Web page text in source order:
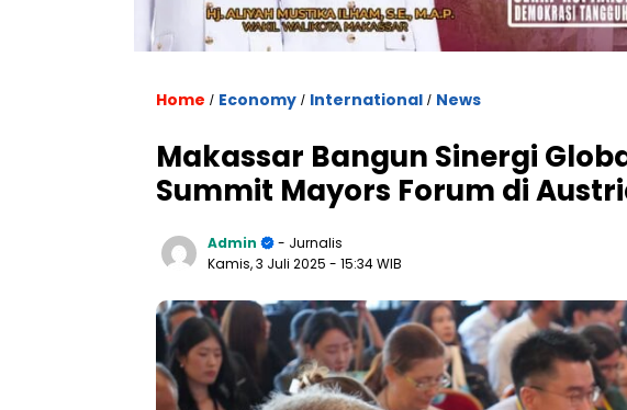
Home / Economy / International / News
Makassar Bangun Sinergi
Summit Mayors Forum di
Admin
- Jurnalis
Kamis, 3 Juli 2025 - 15:34 WIB